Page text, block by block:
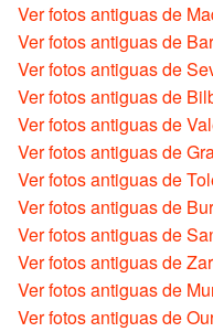
Ver fotos antiguas de
Ver fotos antiguas de
Ver fotos antiguas de
Ver fotos antiguas de
Ver fotos antiguas de
Ver fotos antiguas de
Ver fotos antiguas de
Ver fotos antiguas de
Ver fotos antiguas de
Ver fotos antiguas de
Ver fotos antiguas de
Ver fotos antiguas de